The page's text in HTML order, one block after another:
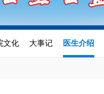
文化 大事记 医生介绍